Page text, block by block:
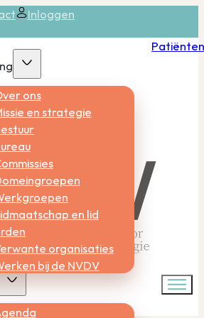
Inloggen
ons
en strategie
en lid
organisaties
bij de NVDV